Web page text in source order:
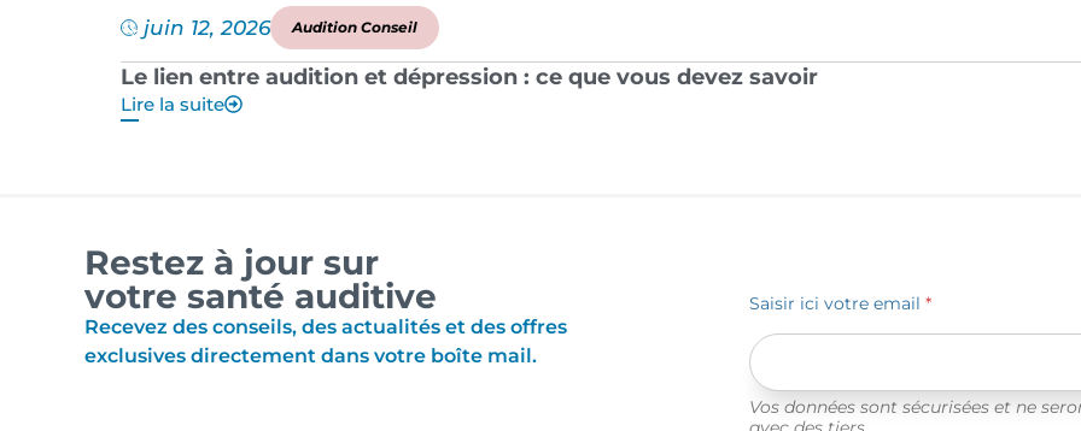
juin 12, 2026 Audition Conseil
Le lien entre audition et dépression : ce que vous devez savoir
Lire la suite
Restez à jour sur
votre santé auditive
Recevez des conseils, des actualités et des offres
exclusives directement dans votre boîte mail.
Saisir ici votre email *
Vos données sont sécurisées et ne